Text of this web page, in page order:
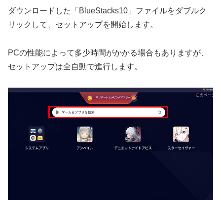
ダウンロードした「BlueStacks10」ファイルをダブルク
リックして、セットアップを開始します。
PCの性能によって多少時間がかかる場合もありますが、
セットアップは全自動で進行します。